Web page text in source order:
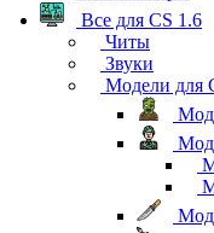
Все для CS 1.6
Читы
Звуки
Модели для